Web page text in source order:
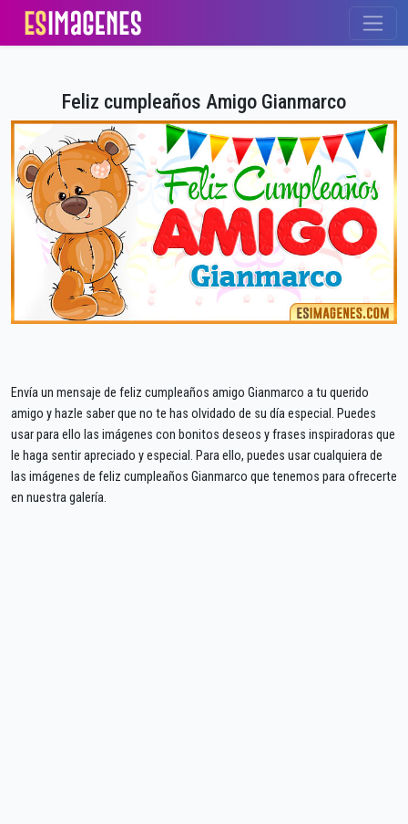
Feliz cumpleaños Amigo Gianmarco
Envía un mensaje de feliz cumpleaños amigo Gianmarco a tu querido
amigo y hazle saber que no te has olvidado de su día especial. Puedes
usar para ello las imágenes con bonitos deseos y frases inspiradoras que
le haga sentir apreciado y especial. Para ello, puedes usar cualquiera de
las imágenes de feliz cumpleaños Gianmarco que tenemos para ofrecerte
en nuestra galería.